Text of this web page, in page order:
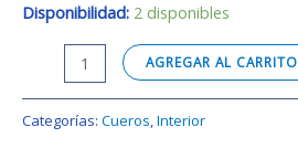
Disponibilidad: 2 disponibles
AGREGAR AL CARRITO
Categorías: Cueros,Interior